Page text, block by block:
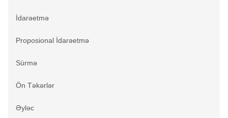
İdarəetmə
Proposional İdarəetmə
Sürmə
Ön Təkərlər
Əyləc